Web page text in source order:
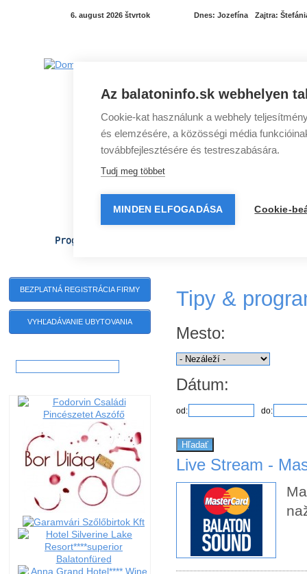
6. august 2026 štvrtok Dnes: Jozefína Zajtra:
Programy pri Balatone
Tipy &
Mesto:
Dátum:
Live Stream -
BEZPLATNÁ REGISTRÁCIA FIRMY
VYHĽADÁVANIE UBYTOVANIA
Az balatoninfo.sk webhelyen
Cookie-kat használunk a webhely
és elemzésére, a közösségi média
továbbfejlesztésére és testreszabására.
Tudj meg többet
MINDEN ELFOGADÁSA Cookie-